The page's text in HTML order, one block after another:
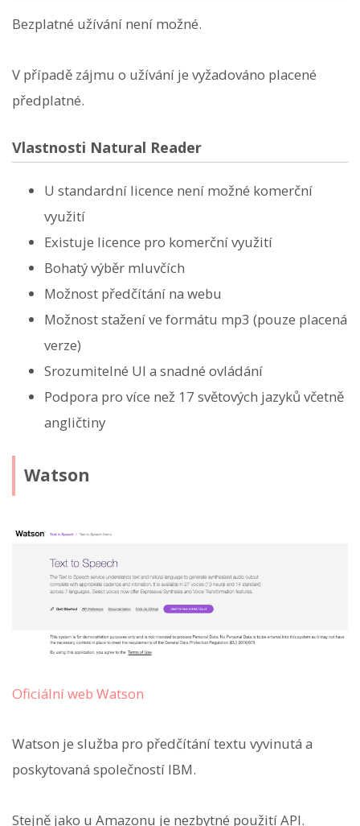
Bezplatné užívání není možné.
V případě zájmu o užívání je vyžadováno placené
předplatné.
Vlastnosti Natural Reader
U standardní licence není možné komerční
využití
Existuje licence pro komerční využití
Bohatý výběr mluvčích
Možnost předčítání na webu
Možnost stažení ve formátu mp3 (pouze placená
verze)
Srozumitelné UI a snadné ovládání
Podpora pro více než 17 světových jazyků včetně
angličtiny
Watson
Oficiální web Watson
Watson je služba pro předčítání textu vyvinutá a
poskytovaná společností IBM.
Stejně jako u Amazonu je nezbytné použití API.